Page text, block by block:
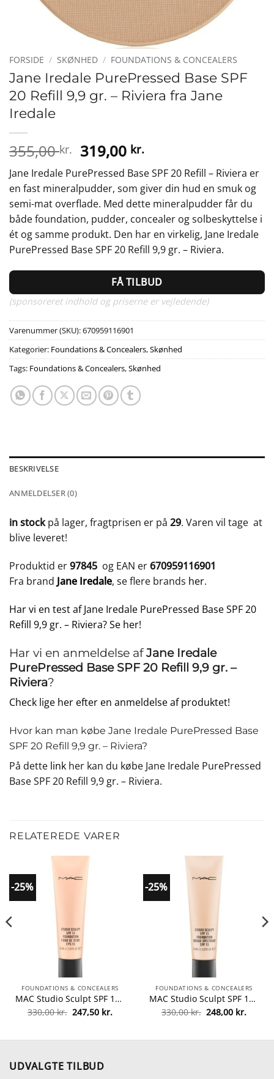
FORSIDE / SKØNHED / FOUNDATIONS & CONCEALERS
Jane Iredale PurePressed Base SPF
20 Refill 9,9 gr. – Riviera fra Jane
Iredale
355,00kr. Den
oprindelige
pris
var:
355,00 kr..
319,00 kr.Den
aktuelle
pris
er:
319,00 kr..
Jane Iredale PurePressed Base SPF 20 Refill – Riviera er
en fast mineralpudder, som giver din hud en smuk og
semi-mat overflade. Med dette mineralpudder får du
både foundation, pudder, concealer og solbeskyttelse i
ét og samme produkt. Den har en virkelig, Jane Iredale
PurePressed Base SPF 20 Refill 9,9 gr. – Riviera.
FÅ TILBUD
(sponsoreret indhold og priserne er vejledende)
Varenummer (SKU):670959116901
Kategorier: Foundations & Concealers,Skønhed
Tags: Foundations & Concealers,Skønhed
BESKRIVELSE
ANMELDELSER (0)
in stockpå lager, fragtprisen er på 29. Varen vil tage at
blive leveret!
Produktid er97845 og EAN er670959116901
Fra brand Jane Iredale, se flere brands her.
Har vi en test af Jane Iredale PurePressed Base SPF 20
Refill 9,9 gr. – Riviera? Se her!
Har vi en anmeldelse afJane Iredale
PurePressed Base SPF 20 Refill 9,9 gr. –
Riviera?
Check lige her efter en anmeldelse af produktet!
Hvor kan man købe Jane Iredale PurePressed Base
SPF 20 Refill 9,9 gr. – Riviera?
På dette link her kan du købe Jane Iredale PurePressed
Base SPF 20 Refill 9,9 gr. – Riviera.
RELATEREDE VARER
-25%
FOUNDATIONS & CONCEALERS
MAC Studio Sculpt SPF 15 Foundation 40 ml – NW45 fra MAC Cosmetics
330,00kr. Den
oprindelige
330,00 kr..
247,50 kr.Den
247,50 kr..
-25%
FOUNDATIONS & CONCEALERS
MAC Studio Sculpt SPF 15 Foundation 40 ml – NC15 fra MAC Cosmetics
330,00kr. Den
oprindelige
330,00 kr..
248,00 kr.Den
kr..
UDVALGTE TILBUD